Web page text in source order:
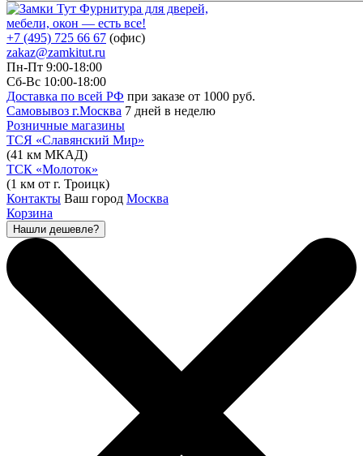
Фурнитура для дверей,
мебели, окон — есть все!
+7 (495) 725 66 67 (офис)
zakaz@zamkitut.ru
Пн-Пт 9:00-18:00
Сб-Вс 10:00-18:00
Доставка по всей РФ при заказе от 1000 руб.
Самовывоз г.Москва 7 дней в неделю
Розничные магазины
ТСЯ «Славянский Мир»
(41 км МКАД)
ТСК «Молоток»
(1 км от г. Троицк)
Контакты Ваш город Москва
Корзина
Нашли дешевле?